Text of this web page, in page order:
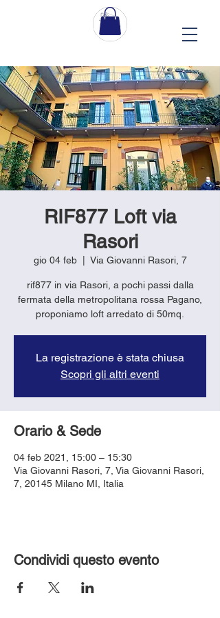
RIF877 Loft via
Rasori
gio 04 feb
  |
Via Giovanni Rasori, 7
rif877 in via Rasori, a pochi passi dalla
fermata della metropolitana rossa Pagano,
proponiamo loft arredato di 50mq.
La registrazione è stata chiusa
Scopri gli altri eventi
Orario & Sede
04 feb 2021, 15:00 – 15:30
Via Giovanni Rasori, 7, Via Giovanni Rasori,
7, 20145 Milano MI, Italia
Condividi questo evento